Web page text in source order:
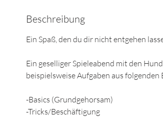
n
e
Beschreibung
Ein Spaß, den du dir nicht entgehen
Ein geselliger Spieleabend mit den
beispielsweise Aufgaben aus
-Basics (Grundgehorsam)
-Tricks/Beschäftigung